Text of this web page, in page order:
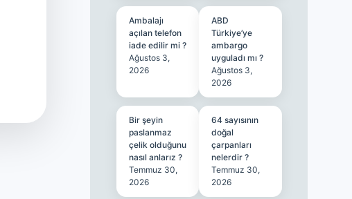
Ambalajı
açılan telefon
iade edilir mi ?
Ağustos 3,
2026
ABD
Türkiye’ye
ambargo
uyguladı mı ?
Ağustos 3,
2026
Bir şeyin
paslanmaz
çelik olduğunu
nasıl anlarız ?
Temmuz 30,
2026
64 sayısının
doğal
çarpanları
nelerdir ?
Temmuz 30,
2026